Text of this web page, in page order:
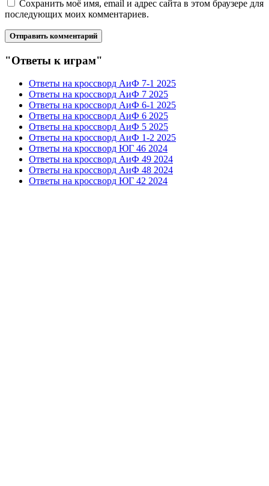
Сохранить моё имя, email и адрес сайта в этом браузере для
последующих моих комментариев.
"Ответы к играм"
Ответы на кроссворд АиФ 7-1 2025
Ответы на кроссворд АиФ 7 2025
Ответы на кроссворд АиФ 6-1 2025
Ответы на кроссворд АиФ 6 2025
Ответы на кроссворд АиФ 5 2025
Ответы на кроссворд АиФ 1-2 2025
Ответы на кроссворд ЮГ 46 2024
Ответы на кроссворд АиФ 49 2024
Ответы на кроссворд АиФ 48 2024
Ответы на кроссворд ЮГ 42 2024